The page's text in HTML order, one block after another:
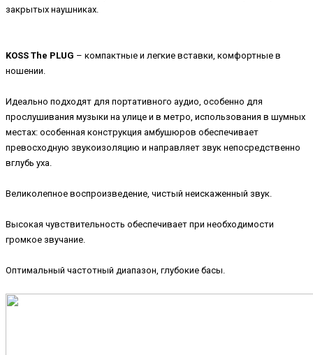
закрытых наушниках.
KOSS The PLUG – компактные и легкие вставки, комфортные в
ношении.
Идеально подходят для портативного аудио, особенно для
прослушивания музыки на улице и в метро, использования в шумных
местах: особенная конструкция амбушюров обеспечивает
превосходную звукоизоляцию и направляет звук непосредственно
вглубь уха.
Великолепное воспроизведение, чистый неискаженный звук.
Высокая чувствительность обеспечивает при необходимости
громкое звучание.
Оптимальный частотный диапазон, глубокие басы.